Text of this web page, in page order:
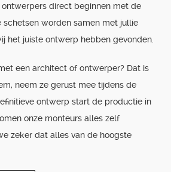
direct beginnen met de
schetsen worden samen met jullie
het juiste ontwerp hebben gevonden.
een architect of ontwerper? Dat is
neem ze gerust mee tijdens de
ontwerp start de productie in
onze monteurs alles zelf
zeker dat alles van de hoogste